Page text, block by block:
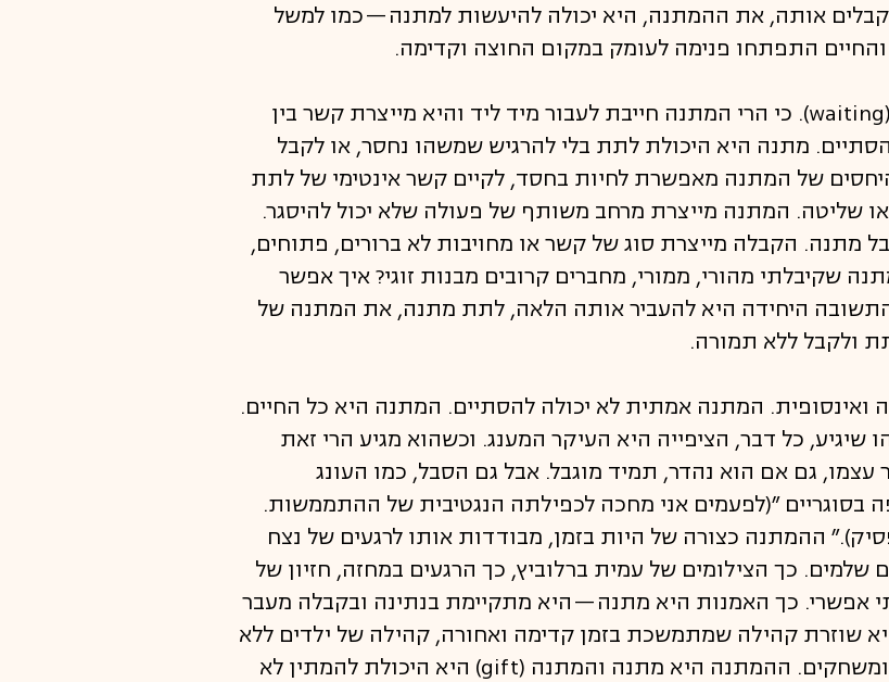
אותה, את ההמתנה, היא יכולה להיעשות למתנה—כמו למשל
התפתחו פנימה לעומק במקום החוצה וקדימה.
גם המתנה (gift) מתממשת תוך המתנה (waiting). כי הרי המתנה חייבת לעבור מיד ליד והיא מייצרת קשר בין
מתנה היא היכולת לתת בלי להרגיש שמשהו נחסר, או לקבל
של המתנה מאפשרת לחיות בחסד, לקיים קשר אינטימי של לתת
שליטה. המתנה מייצרת מרחב משותף של פעולה שלא יכול להיסגר.
מתנה. הקבלה מייצרת סוג של קשר או מחויבות לא ברורים, פתוחים,
שקיבלתי מהורי, ממורי, מחברים קרובים מבנות זוגי? איך אפשר
היחידה היא להעביר אותה הלאה, לתת מתנה, את המתנה של
ולקבל ללא תמורה.
ואינסופית. המתנה אמתית לא יכולה להסתיים. המתנה היא כל החיים.
שיגיע, כל דבר, הציפייה היא העיקר המענג. וכשהוא מגיע הרי זאת
עצמו, גם אם הוא נהדר, תמיד מוגבל. אבל גם הסבל, כמו העונג
בסוגריים ״(לפעמים אני מחכה לכפילתה הנגטיבית של ההתממשות.
ההמתנה כצורה של היות בזמן, מבודדות אותו לרגעים של נצח
שלמים. כך הצילומים של עמית ברלוביץ, כך הרגעים במחזה, חזיון של
אפשרי. כך האמנות היא מתנה—היא מתקיימת בנתינה ובקבלה מעבר
שוזרת קהילה שמתמשכת בזמן קדימה ואחורה, קהילה של ילדים ללא
הורים שפשוט מחכים ובינתיים מדמיינים ומשחקים. ההמתנה היא מתנה והמתנה (gift) היא היכולת להמתין לא